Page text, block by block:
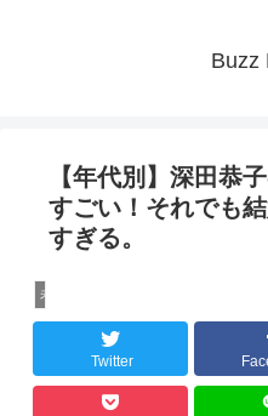
Buzz
【年代別】深田恭
すごい！それでも
すぎる。
未分類
Twitter